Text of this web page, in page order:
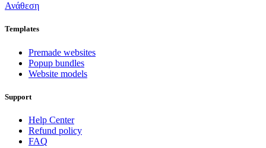
Ανάθεση
Templates
Premade websites
Popup bundles
Website models
Support
Help Center
Refund policy
FAQ